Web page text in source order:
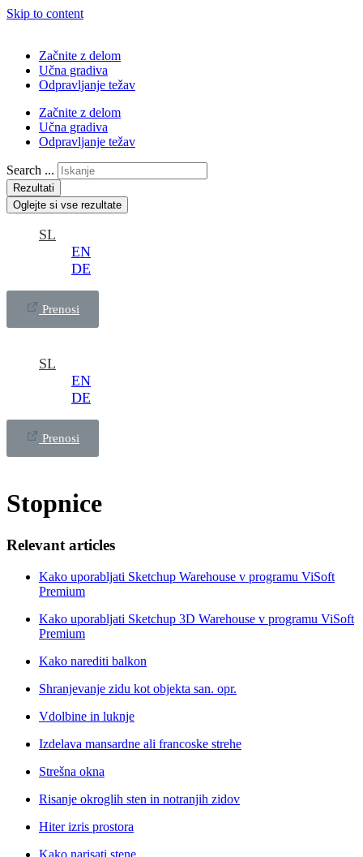
Skip to content
Začnite z delom
Učna gradiva
Odpravljanje težav
Začnite z delom
Učna gradiva
Odpravljanje težav
Search ...
Rezultati
Oglejte si vse rezultate
SL
EN
DE
Prenosi
SL
EN
DE
Prenosi
Stopnice
Relevant articles
Kako uporabljati Sketchup Warehouse v programu ViSoft
Premium
Kako uporabljati Sketchup 3D Warehouse v programu ViSoft
Premium
Kako narediti balkon
Shranjevanje zidu kot objekta san. opr.
Vdolbine in luknje
Izdelava mansardne ali francoske strehe
Strešna okna
Risanje okroglih sten in notranjih zidov
Hiter izris prostora
Kako narisati stene